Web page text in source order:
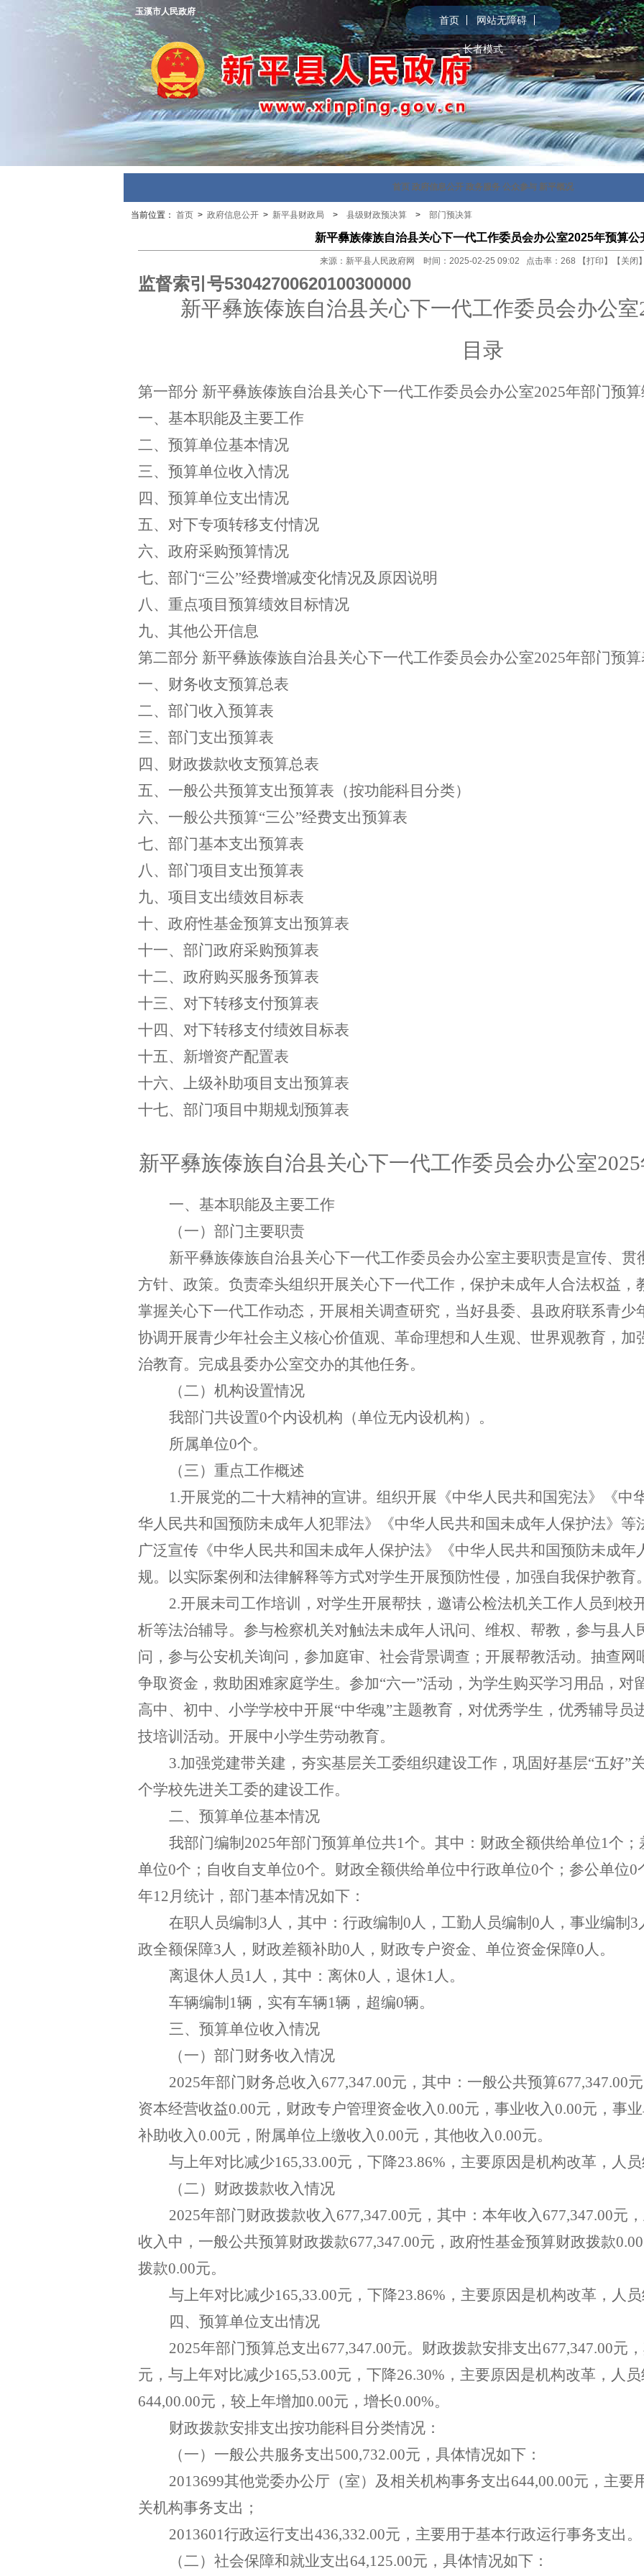
首页 网站无障碍
长者模式
玉溪市人民政府
首页 政府信息公开 政务服务 公众参与 新平概况
当前位置： 首页 > 政府信息公开 > 新平县财政局 > 县级财政预决算 > 部门预决算
新平彝族傣族自治县关心下一代工作委员会办公室2025年预算公
来源：新平县人民政府网 时间：2025-02-25 09:02 点击率： 268 【打印 】【 关闭
监督索引号53042700620100300000
新平彝族傣族自治县关心下一代工作委员会办公室
目录
第一部分 新平彝族傣族自治县关心下一代工作委员会办公室2025年部门预
一、基本职能及主要工作
二、预算单位基本情况
三、预算单位收入情况
四、预算单位支出情况
五、对下专项转移支付情况
六、政府采购预算情况
七、部门“三公”经费增减变化情况及原因说明
八、重点项目预算绩效目标情况
九、其他公开信息
第二部分 新平彝族傣族自治县关心下一代工作委员会办公室2025年部门预
一、财务收支预算总表
二、部门收入预算表
三、部门支出预算表
四、财政拨款收支预算总表
五、一般公共预算支出预算表（按功能科目分类）
六、一般公共预算“三公”经费支出预算表
七、部门基本支出预算表
八、部门项目支出预算表
九、项目支出绩效目标表
十、政府性基金预算支出预算表
十一、部门政府采购预算表
十二、政府购买服务预算表
十三、对下转移支付预算表
十四、对下转移支付绩效目标表
十五、新增资产配置表
十六、上级补助项目支出预算表
十七、部门项目中期规划预算表
新平彝族傣族自治县关心下一代工作委员会办公室2025
一、基本职能及主要工作
（一）部门主要职责
新平彝族傣族自治县关心下一代工作委员会办公室主要职责是宣传、
方针、政策。负责牵头组织开展关心下一代工作，保护未成年人合法权益，
掌握关心下一代工作动态，开展相关调查研究，当好县委、县政府联系青少
协调开展青少年社会主义核心价值观、革命理想和人生观、世界观教育，加
治教育。完成县委办公室交办的其他任务。
（二）机构设置情况
我部门共设置0个内设机构（单位无内设机构）。
所属单位0个。
（三）重点工作概述
1.开展党的二十大精神的宣讲。组织开展《中华人民共和国宪法》《中
华人民共和国预防未成年人犯罪法》《中华人民共和国未成年人保护法》等
广泛宣传《中华人民共和国未成年人保护法》《中华人民共和国预防未成年
规。以实际案例和法律解释等方式对学生开展预防性侵，加强自我保护教育
2.开展未司工作培训，对学生开展帮扶，邀请公检法机关工作人员到校
析等法治辅导。参与检察机关对触法未成年人讯问、维权、帮教，参与县人
问，参与公安机关询问，参加庭审、社会背景调查；开展帮教活动。抽查网
争取资金，救助困难家庭学生。参加“六一”活动，为学生购买学习用品，对
高中、初中、小学学校中开展“中华魂”主题教育，对优秀学生，优秀辅导员
技培训活动。开展中小学生劳动教育。
3.加强党建带关建，夯实基层关工委组织建设工作，巩固好基层“五好”
个学校先进关工委的建设工作。
二、预算单位基本情况
我部门编制 2025年部门预算单位共1个。其中：财政全额供给单位1个；
单位0个；自收自支单位0个。财政全额供给单位中行政单位0个；参公单位0
年12月统计，部门基本情况如下：
在职人员编制 3人，其中：行政编制 0人，工勤人员编制 0人，事业编制 3
政全额保障3人，财政差额补助0人，财政专户资金、单位资金保障0人。
离退休人员1 人，其中：离休0人，退休1 人。
车辆编制 1辆，实有车辆1辆，超编0辆。
三、预算单位收入情况
（一）部门财务收入情况
2025年部门财务总收入677,347.00元，其中：一般公共预算677,347.00
资本经营收益0.00元，财政专户管理资金收入0.00元，事业收入0.00元，事
补助收入0.00元，附属单位上缴收入0.00元，其他收入0.00元。
与上年对比减少165,33.00元，下降23.86% ，主要原因是机构改革，人
（二）财政拨款收入情况
2025年部门财政拨款收入677,347.00元，其中：本年收入677,347.00元
收入中，一般公共预算财政拨款677,347.00元，政府性基金预算财政拨款0.00
拨款0.00元。
与上年对比减少165,33.00元，下降23.86% ，主要原因是机构改革，人
四、预算单位支出情况
2025年部门预算总支出677,347.00元。财政拨款安排支出677,347.00元
元，与上年对比减少165,53.00元，下降26.30% ，主要原因是机构改革，人
644,00.00元，较上年增加0.00元，增长0.00%。
财政拨款安排支出按功能科目分类情况：
（一）一般公共服务支出500,732.00元，具体情况如下：
2013699其他党委办公厅（室）及相关机构事务支出644,00.00元，主要
关机构事务支出；
2013601行政运行支出436,332.00元，主要用于基本行政运行事务支出 。
（二）社会保障和就业支出64,125.00元，具体情况如下：